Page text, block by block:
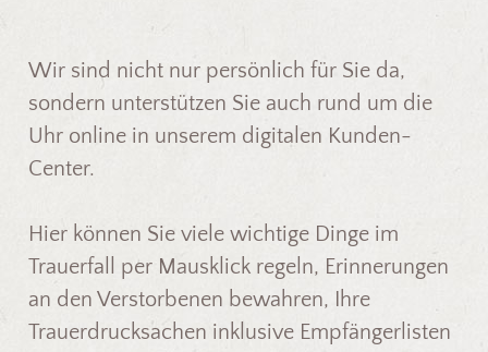
Wir sind nicht nur persönlich für Sie da,
sondern unterstützen Sie auch rund um die
Uhr online in unserem digitalen Kunden-
Center.
Hier können Sie viele wichtige Dinge im
Trauerfall per Mausklick regeln, Erinnerungen
an den Verstorbenen bewahren, Ihre
Trauerdrucksachen inklusive Empfängerlisten